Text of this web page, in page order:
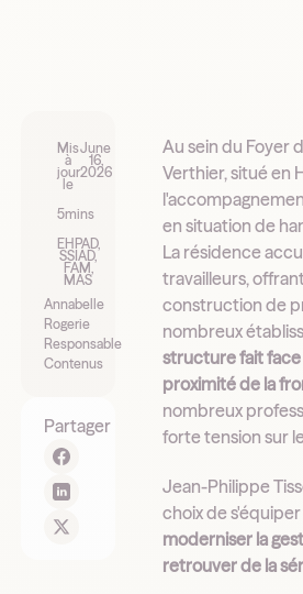
Mis
à
jour
le
June
16,
2026
5mins
EHPAD,
SSIAD,
FAM,
MAS
Annabelle
Rogerie
Responsable
Contenus
Partager
Au sein du Foyer
Verthier, situé en
en situation de
La résidence
travailleurs,
construction de
nombreux
structure fait face
proximité de la
nombreux
forte tension sur
Jean-Philippe
choix de
moderniser la
retrouver de la